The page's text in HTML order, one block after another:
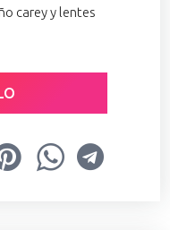
carey y lentes